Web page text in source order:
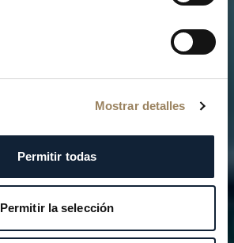
Mostrar detalles
Permitir todas
Permitir la selección